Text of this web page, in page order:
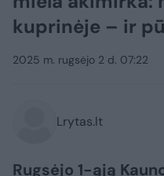
kuprinėje – ir
2025 m. rugsėjo 2 d. 07:22
Lrytas.lt
Rugsėjo 1-ąją